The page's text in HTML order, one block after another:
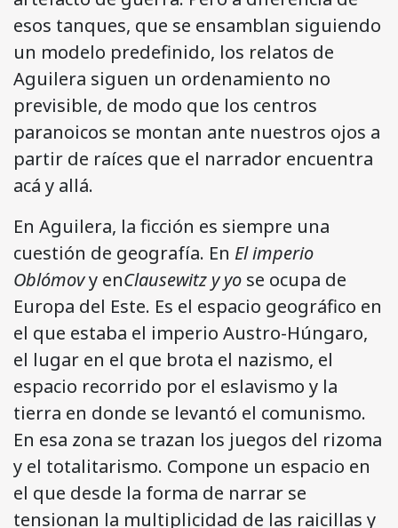
esos tanques, que se ensamblan siguiendo
un modelo predefinido, los relatos de
Aguilera siguen un ordenamiento no
previsible, de modo que los centros
paranoicos se montan ante nuestros ojos a
partir de raíces que el narrador encuentra
acá y allá.
En Aguilera, la ficción es siempre una
cuestión de geografía. En El imperio
Oblómovy enClausewitz y yo se ocupa de
Europa del Este. Es el espacio geográfico en
el que estaba el imperio Austro-Húngaro,
el lugar en el que brota el nazismo, el
espacio recorrido por el eslavismo y la
tierra en donde se levantó el comunismo.
En esa zona se trazan los juegos del rizoma
y el totalitarismo. Compone un espacio en
el que desde la forma de narrar se
tensionan la multiplicidad de las raicillas y